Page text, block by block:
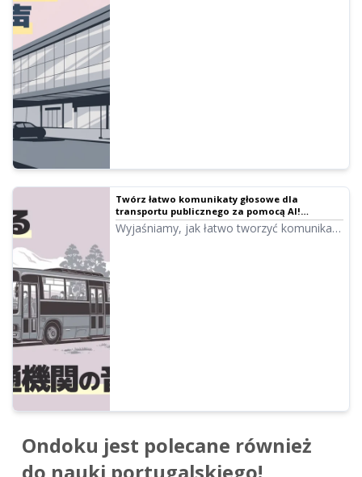
Twórz łatwo komunikaty głosowe dla
transportu publicznego za pomocą AI!
Nowoczesny przewodnik od obsługi turystów
na stacjach i w autobusach po dostępność
Wyjaśniamy, jak łatwo tworzyć komunikaty
Ondoku jest polecane również